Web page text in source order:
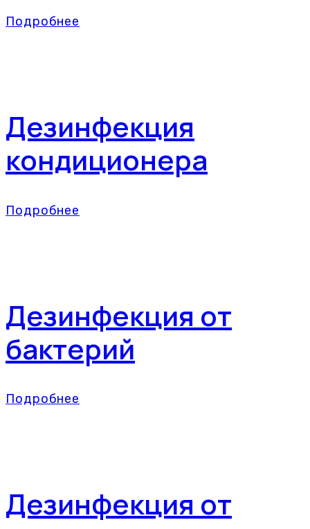
Подробнее
Дезинфекция
кондиционера
Подробнее
Дезинфекция от
бактерий
Подробнее
Дезинфекция от